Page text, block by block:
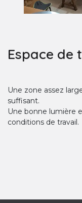
Espace
Une zone assez
suffisant.
Une bonne lumière
conditions de travail.